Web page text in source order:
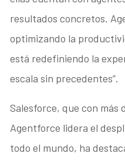
resultados concretos.
optimizando la
está redefiniendo la
escala sin precedentes”.
Salesforce, que con más
Agentforce lidera el
todo el mundo, ha